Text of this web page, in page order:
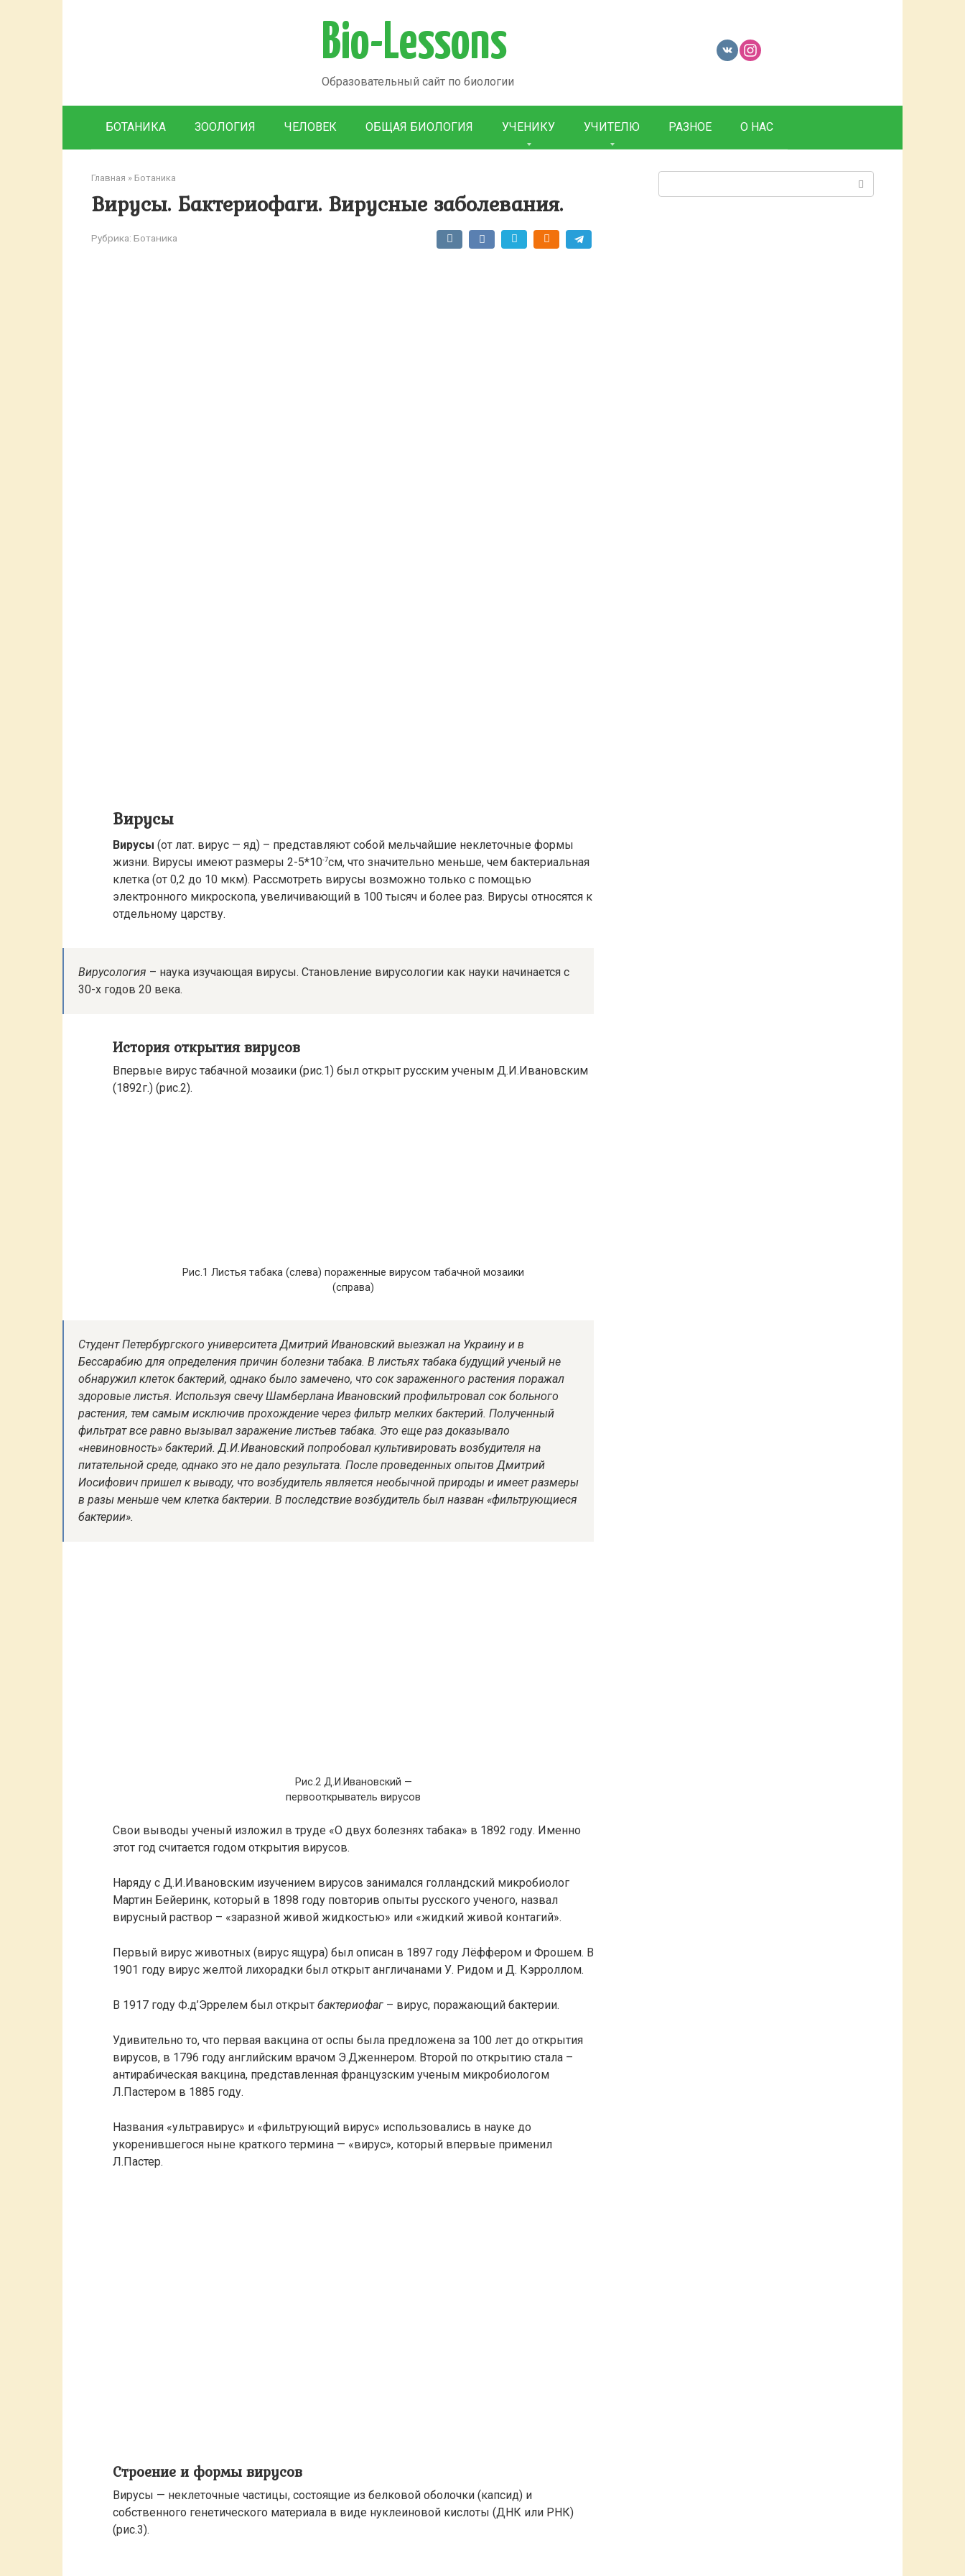
Bio-Lessons
Образовательный сайт по биологии
БОТАНИКА ЗООЛОГИЯ ЧЕЛОВЕК ОБЩАЯ БИОЛОГИЯ УЧЕНИКУ УЧИТЕЛЮ РАЗНОЕ О НАС
Главная » Ботаника
Вирусы. Бактериофаги. Вирусные заболевания.
Рубрика: Ботаника
Вирусы
Вирусы (от лат. вирус — яд) – представляют собой мельчайшие неклеточные формы
жизни. Вирусы имеют размеры 2-5*10-7см, что значительно меньше, чем бактериальная
клетка (от 0,2 до 10 мкм). Рассмотреть вирусы возможно только с помощью
электронного микроскопа, увеличивающий в 100 тысяч и более раз. Вирусы относятся к
отдельному царству.
Вирусология – наука изучающая вирусы. Становление вирусологии как науки начинается с
30-х годов 20 века.
История открытия вирусов
Впервые вирус табачной мозаики (рис.1) был открыт русским ученым Д.И.Ивановским
(1892г.) (рис.2).
Рис.1 Листья табака (слева) пораженные вирусом табачной мозаики
(справа)
Студент Петербургского университета Дмитрий Ивановский выезжал на Украину и в
Бессарабию для определения причин болезни табака. В листьях табака будущий ученый не
обнаружил клеток бактерий, однако было замечено, что сок зараженного растения поражал
здоровые листья. Используя свечу Шамберлана Ивановский профильтровал сок больного
растения, тем самым исключив прохождение через фильтр мелких бактерий. Полученный
фильтрат все равно вызывал заражение листьев табака. Это еще раз доказывало
«невиновность» бактерий. Д.И.Ивановский попробовал культивировать возбудителя на
питательной среде, однако это не дало результата. После проведенных опытов Дмитрий
Иосифович пришел к выводу, что возбудитель является необычной природы и имеет размеры
в разы меньше чем клетка бактерии. В последствие возбудитель был назван «фильтрующиеся
бактерии».
Рис.2 Д.И.Ивановский —
первооткрыватель вирусов
Свои выводы ученый изложил в труде «О двух болезнях табака» в 1892 году. Именно
этот год считается годом открытия вирусов.
Наряду с Д.И.Ивановским изучением вирусов занимался голландский микробиолог
Мартин Бейеринк, который в 1898 году повторив опыты русского ученого, назвал
вирусный раствор – «заразной живой жидкостью» или «жидкий живой контагий».
Первый вирус животных (вирус ящура) был описан в 1897 году Лёффером и Фрошем. В
1901 году вирус желтой лихорадки был открыт англичанами У. Ридом и Д. Кэрроллом.
В 1917 году Ф.д’Эррелем был открыт бактериофаг – вирус, поражающий бактерии.
Удивительно то, что первая вакцина от оспы была предложена за 100 лет до открытия
вирусов, в 1796 году английским врачом Э.Дженнером. Второй по открытию стала –
антирабическая вакцина, представленная французским ученым микробиологом
Л.Пастером в 1885 году.
Названия «ультравирус» и «фильтрующий вирус» использовались в науке до
укоренившегося ныне краткого термина — «вирус», который впервые применил
Л.Пастер.
Строение и формы вирусов
Вирусы — неклеточные частицы, состоящие из белковой оболочки (капсид) и
собственного генетического материала в виде нуклеиновой кислоты (ДНК или РНК)
(рис.3).